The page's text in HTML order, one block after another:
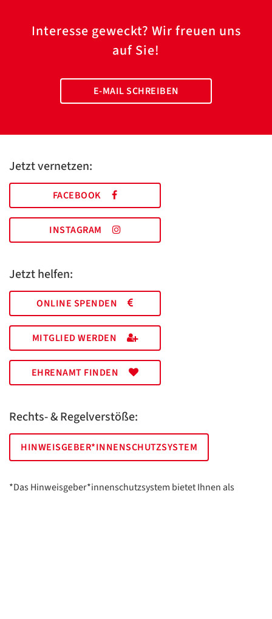
Interesse geweckt? Wir freuen uns
auf Sie!
E-MAIL SCHREIBEN
Jetzt vernetzen:
FACEBOOK
INSTAGRAM
Jetzt helfen:
ONLINE SPENDEN
MITGLIED WERDEN
EHRENAMT FINDEN
Rechts- & Regelverstöße:
HINWEISGEBER*INNENSCHUTZSYSTEM
*Das Hinweisgeber*innenschutzsystem bietet Ihnen als